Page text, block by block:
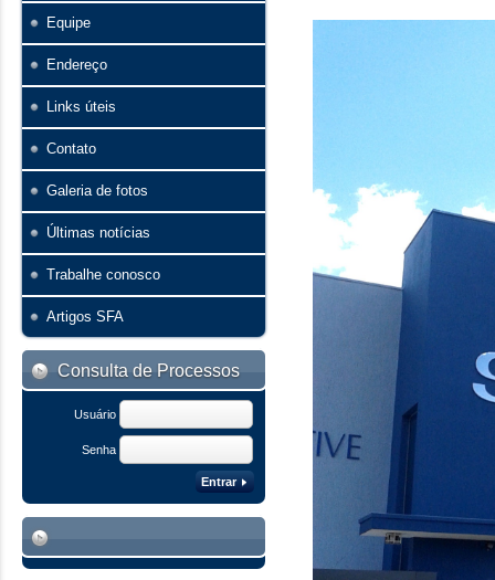
Equipe
Endereço
Links úteis
Contato
Galeria de fotos
Últimas notícias
Trabalhe conosco
Artigos SFA
Consulta de Processos
Usuário
Senha
Entrar